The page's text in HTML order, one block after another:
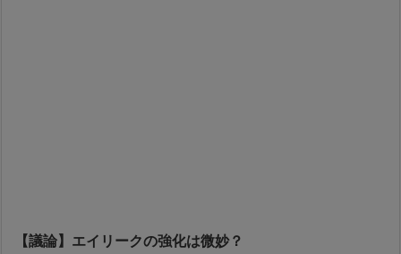
【議論】エイリークの強化は微妙？